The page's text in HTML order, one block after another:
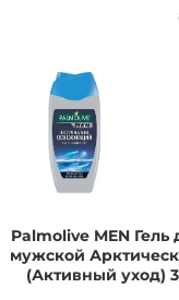
Palmolive MEN
мужской
(Активный уход)